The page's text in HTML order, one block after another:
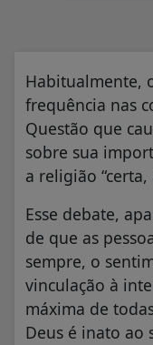
Habitualmente,
frequência nas
Questão que
sobre sua
a religião
Esse debate,
de que as
sempre, o
vinculação à
máxima de
Deus é inato ao